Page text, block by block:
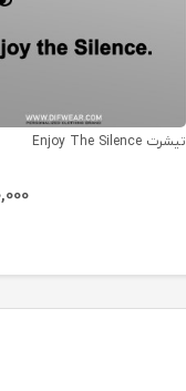
تیشرت Enjoy The Silence